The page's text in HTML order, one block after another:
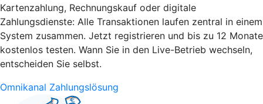
Kartenzahlung, Rechnungskauf oder digitale
Zahlungsdienste: Alle Transaktionen laufen zentral in einem
System zusammen. Jetzt registrieren und bis zu 12 Monate
kostenlos testen. Wann Sie in den Live-Betrieb wechseln,
entscheiden Sie selbst.
Omnikanal Zahlungslösung